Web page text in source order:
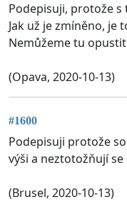
Podepisuji, protože
Jak už je zmíněno, je
Nemůžeme tu
(Opava, 2020-10-13)
#1600
Podepisuji protože
výši a neztotožňují
(Brusel, 2020-10-13)